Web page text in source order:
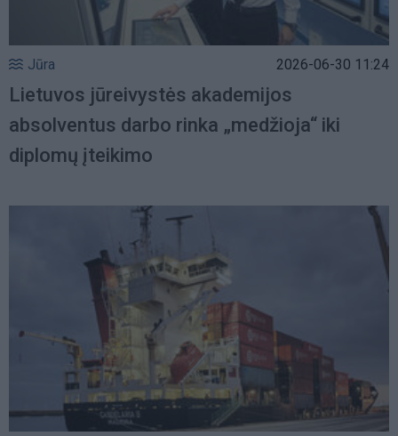
Jūra 2026-06-30 11:24
Lietuvos jūreivystės akademijos
absolventus darbo rinka „medžioja“ iki
diplomų įteikimo